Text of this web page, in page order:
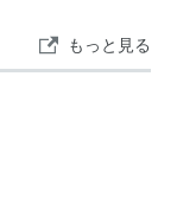
もっと見る